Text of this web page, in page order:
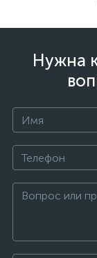
Нужна